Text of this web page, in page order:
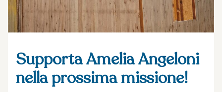
Supporta Amelia Angeloni
nella prossima missione!